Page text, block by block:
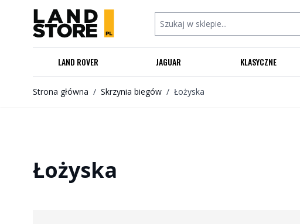
Przejdź do treści
Szukaj w sklepie...
LAND ROVER JAGUAR KLASYCZNE
Strona główna / Skrzynia biegów / Łożyska
Łożyska